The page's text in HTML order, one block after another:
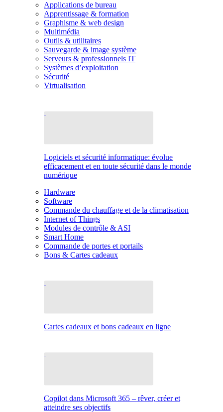
Applications de bureau
Apprentissage & formation
Graphisme & web design
Multimédia
Outils & utilitaires
Sauvegarde & image système
Serveurs & professionnels IT
Systèmes d’exploitation
Sécurité
Virtualisation
Logiciels et sécurité informatique: évolue
efficacement et en toute sécurité dans le monde
numérique
Hardware
Software
Commande du chauffage et de la climatisation
Internet of Things
Modules de contrôle & ASI
Smart Home
Commande de portes et portails
Bons & Cartes cadeaux
Cartes cadeaux et bons cadeaux en ligne
Copilot dans Microsoft 365 – rêver, créer et
atteindre ses objectifs